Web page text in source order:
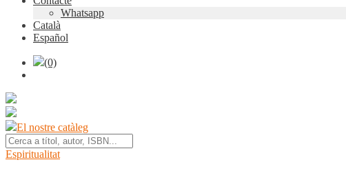
Whatsapp
Català
Español
(0)
El nostre catàleg
Espiritualitat